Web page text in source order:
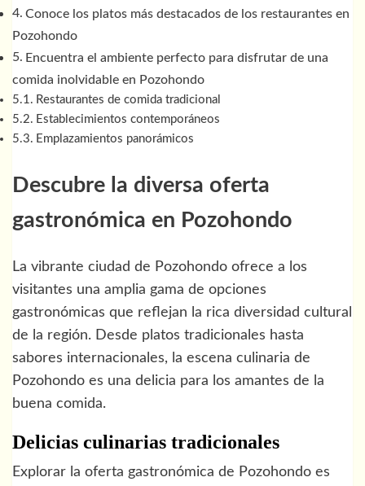
Conoce los platos más destacados de los restaurantes en
Pozohondo
Encuentra el ambiente perfecto para disfrutar de una
comida inolvidable en Pozohondo
Restaurantes de comida tradicional
Establecimientos contemporáneos
Emplazamientos panorámicos
Descubre la diversa oferta
gastronómica en Pozohondo
La vibrante ciudad de Pozohondo ofrece a los
visitantes una amplia gama de opciones
gastronómicas que reflejan la rica diversidad cultural
de la región. Desde platos tradicionales hasta
sabores internacionales, la escena culinaria de
Pozohondo es una delicia para los amantes de la
buena comida.
Delicias culinarias tradicionales
Explorar la oferta gastronómica de Pozohondo es